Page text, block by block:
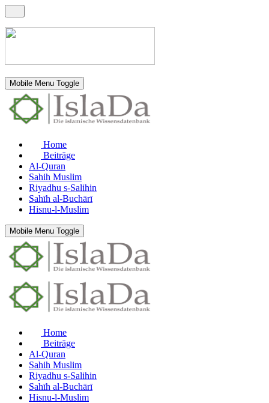
Mobile Menu Toggle
Home
Beiträge
Al-Quran
Sahih Muslim
Riyadhu s-Salihin
Sahīh al-Buchārī
Hisnu-l-Muslim
Mobile Menu Toggle
Home
Beiträge
Al-Quran
Sahih Muslim
Riyadhu s-Salihin
Sahīh al-Buchārī
Hisnu-l-Muslim